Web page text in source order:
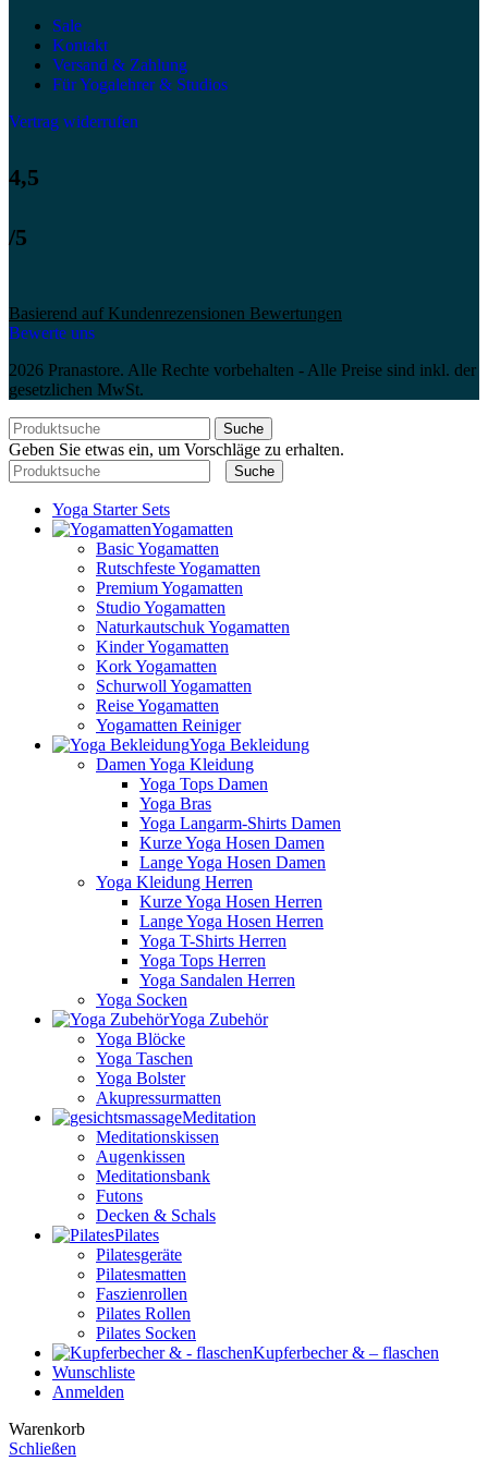
Sale
Kontakt
Versand & Zahlung
Für Yogalehrer & Studios
Vertrag widerrufen
4,5
/5
Basierend auf Kundenrezensionen Bewertungen
Bewerte uns
2026 Pranastore. Alle Rechte vorbehalten - Alle Preise sind inkl. der
gesetzlichen MwSt.
Suche
Geben Sie etwas ein, um Vorschläge zu erhalten.
Suche
Yoga Starter Sets
Yogamatten
Basic Yogamatten
Rutschfeste Yogamatten
Premium Yogamatten
Studio Yogamatten
Naturkautschuk Yogamatten
Kinder Yogamatten
Kork Yogamatten
Schurwoll Yogamatten
Reise Yogamatten
Yogamatten Reiniger
Yoga Bekleidung
Damen Yoga Kleidung
Yoga Tops Damen
Yoga Bras
Yoga Langarm-Shirts Damen
Kurze Yoga Hosen Damen
Lange Yoga Hosen Damen
Yoga Kleidung Herren
Kurze Yoga Hosen Herren
Lange Yoga Hosen Herren
Yoga T-Shirts Herren
Yoga Tops Herren
Yoga Sandalen Herren
Yoga Socken
Yoga Zubehör
Yoga Blöcke
Yoga Taschen
Yoga Bolster
Akupressurmatten
Meditation
Meditationskissen
Augenkissen
Meditationsbank
Futons
Decken & Schals
Pilates
Pilatesgeräte
Pilatesmatten
Faszienrollen
Pilates Rollen
Pilates Socken
Kupferbecher & – flaschen
Wunschliste
Anmelden
Warenkorb
Schließen